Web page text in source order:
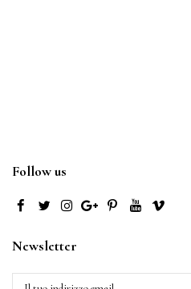
Follow us
Newsletter